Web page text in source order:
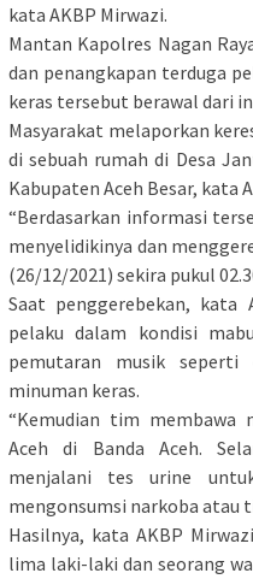
kata AKBP Mirwazi.
Mantan Kapolres Nagan
dan penangkapan terduga
keras tersebut berawal dari
Masyarakat melaporkan
di sebuah rumah di Desa
Kabupaten Aceh Besar, kata
“Berdasarkan informasi
menyelidikinya dan
(26/12/2021) sekira pukul
Saat penggerebekan, kata
pelaku dalam kondisi
pemutaran musik
minuman keras.
“Kemudian tim membawa
Aceh di Banda Aceh.
menjalani tes urine
mengonsumsi narkoba atau
Hasilnya, kata AKBP
lima laki-laki dan seorang